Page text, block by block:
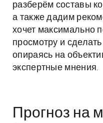
разберём составы
а также дадим
хочет максимально
просмотру и
опираясь на
экспертные мнения.
Прогноз на